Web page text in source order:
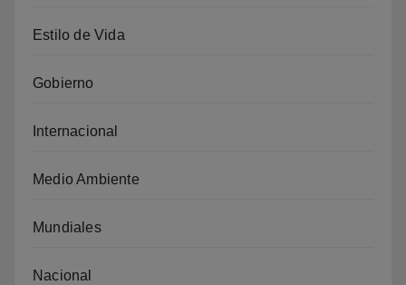
Estilo de Vida
Gobierno
Internacional
Medio Ambiente
Mundiales
Nacional